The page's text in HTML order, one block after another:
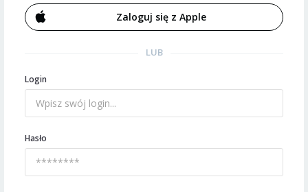
Zaloguj się z Apple
LUB
Login
Hasło